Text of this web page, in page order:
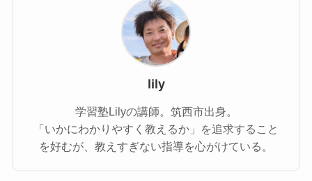
lily
学習塾Lilyの講師。筑西市出身。
「いかにわかりやすく教えるか」を追求すること
を好むが、教えすぎない指導を心がけている。